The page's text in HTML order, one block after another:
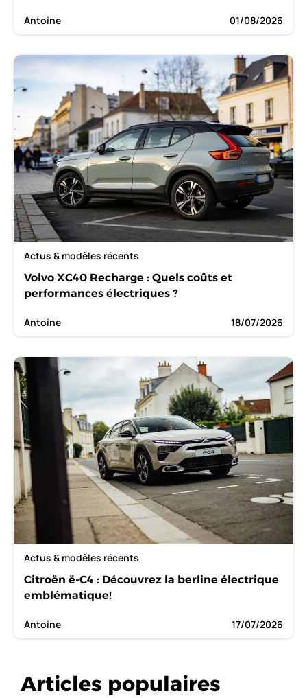
Antoine 01/08/2026
Actus & modèles récents
Volvo XC40 Recharge : Quels coûts et
performances électriques ?
Antoine 18/07/2026
Actus & modèles récents
Citroën ë-C4 : Découvrez la berline électrique
emblématique!
Antoine 17/07/2026
Articles populaires